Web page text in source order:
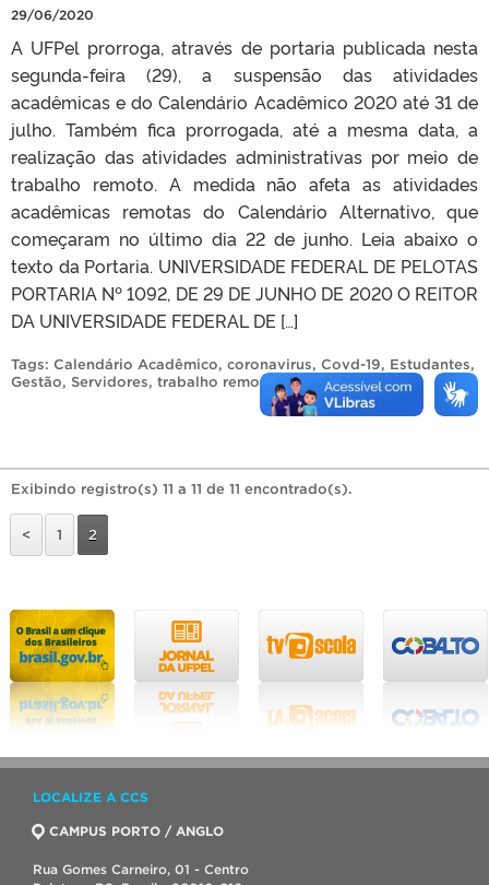
29/06/2020
A UFPel prorroga, através de portaria publicada nesta
segunda-feira (29), a suspensão das atividades
acadêmicas e do Calendário Acadêmico 2020 até 31 de
julho. Também fica prorrogada, até a mesma data, a
realização das atividades administrativas por meio de
trabalho remoto. A medida não afeta as atividades
acadêmicas remotas do Calendário Alternativo, que
começaram no último dia 22 de junho. Leia abaixo o
texto da Portaria. UNIVERSIDADE FEDERAL DE PELOTAS
PORTARIA Nº 1092, DE 29 DE JUNHO DE 2020 O REITOR
DA UNIVERSIDADE FEDERAL DE […]
Tags: Calendário Acadêmico, coronavirus, Covd-19, Estudantes,
Gestão, Servidores, trabalho remoto ,UFPel.
Exibindo registro(s) 11 a 11 de 11 encontrado(s).
< 1 2
LOCALIZE A CCS
CAMPUS PORTO / ANGLO
Rua Gomes Carneiro, 01 - Centro